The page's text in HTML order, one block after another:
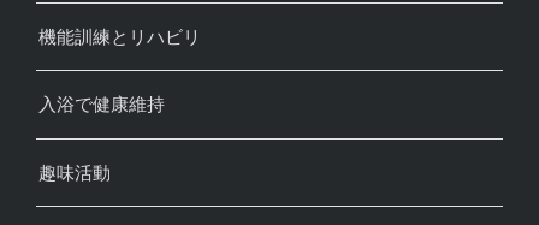
機能訓練とリハビリ
入浴で健康維持
趣味活動